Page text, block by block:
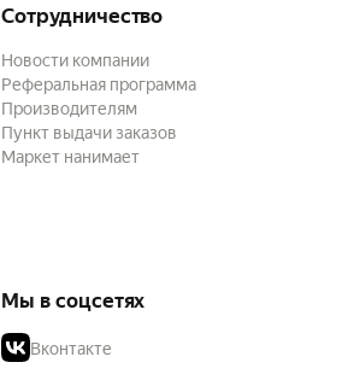
Сотрудничество
Новости компании
Реферальная программа
Производителям
Пункт выдачи заказов
Маркет нанимает
Мы в соцсетях
Вконтакте